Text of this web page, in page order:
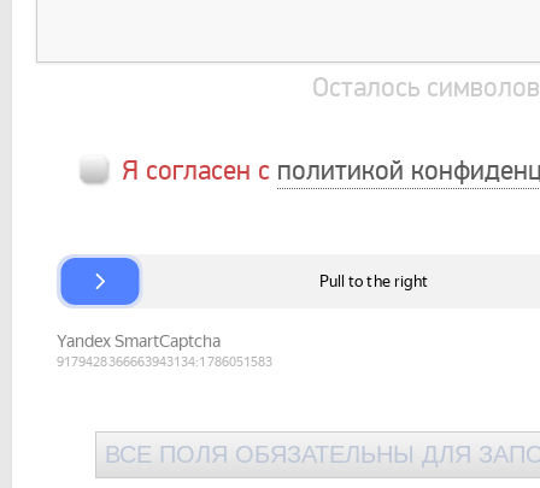
Осталось
Я согласен с политикой